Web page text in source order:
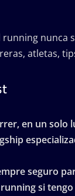
running nunca
atletas,
en un solo
seguro
si tengo